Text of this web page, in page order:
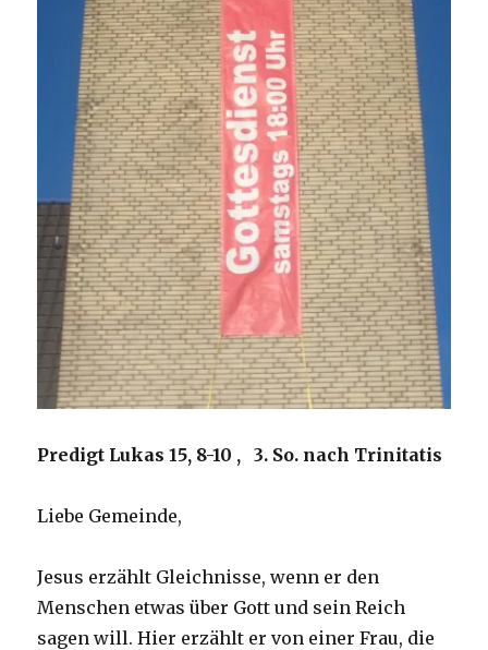
Predigt Lukas 15, 8-10 , 3. So. nach Trinitatis
Liebe Gemeinde,
Jesus erzählt Gleichnisse, wenn er den
Menschen etwas über Gott und sein Reich
sagen will. Hier erzählt er von einer Frau, die